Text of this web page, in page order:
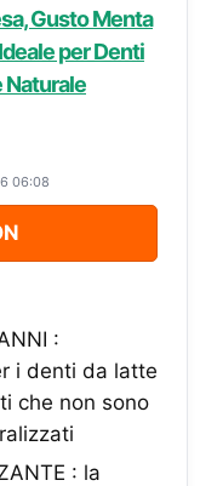
Gusto Menta
per Denti
Naturale
06:08
:
i denti da latte
che non sono
: la